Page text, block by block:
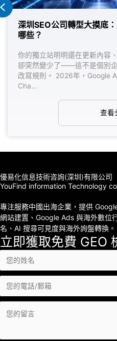
GEO的十大公司有
告、做外鏈，海外詢盤
覺，而是搜尋入口正在
、Perplexity、
Previous
優易化信息技術咨詢(深圳)有限公司
YouFind information Technology
專注服務中國出海企業，提供
網站建置、Google Ads 與海外數位
名、AI 搜尋可見度與海外詢盤轉換。
立即獲取免費 GEO